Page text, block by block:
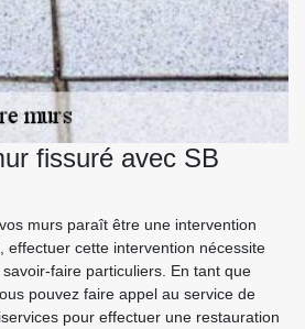
fissuré avec SB
murs paraît être une intervention
effectuer cette intervention nécessite
faire particuliers. En tant que
pouvez faire appel au service de
pour effectuer une restauration